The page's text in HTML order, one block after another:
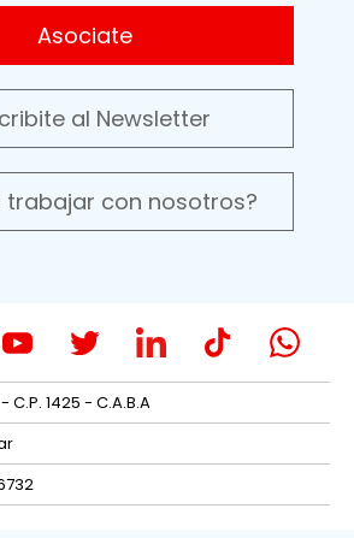
Asociate
al Newsletter
trabajar con nosotros?
C.P. 1425 - C.A.B.A